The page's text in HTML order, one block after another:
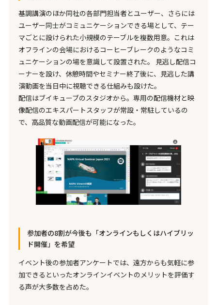
基調講演のほか同社の各部門担当者とユーザー、さらには
ユーザー同士がコミュニケーションできる場として、テー
マごとに設けられた小規模のテーブルを複数用意。これは
オフラインの会場におけるコーヒーブレークのようなコミ
ュニケーションの場を意識して設置された。 見逃し配信コ
ーナーを設け、休憩時間やセミナー終了後に、見逃した講
演動画を当日中に視聴できる仕組みも設けた。
配信はブイキューブのスタジオから。専用の配信機材と映
像配信のエキスパートスタッフが常設・常駐しているの
で、高品質な動画配信が可能になった。
参加者の8割が今後も「オンラインもしくはハイブリッ
ド開催」を希望
イベント後の参加者アンケートでは、遠方からも気軽に参
加できるといったオンラインイベントのメリットを評価す
る声が大多数を占めた。